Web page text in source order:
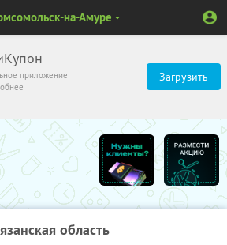
приложение
Загрузить
на-Амуре
область